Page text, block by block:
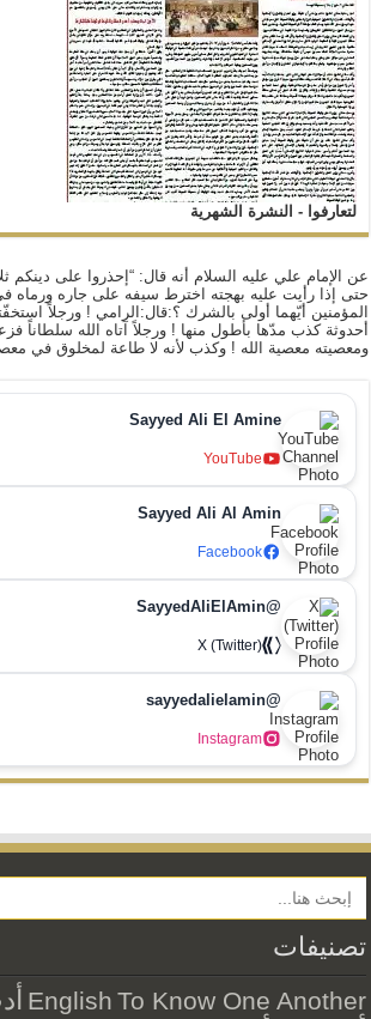
لتعارفوا - النشرة الشهرية
عن الإمام علي عليه السلام أنه قال: “إحذروا على دينكم
حتى إذا رأيت عليه بهجته اخترط سيفه على جاره ورماه
المؤمنين أيّهما أولى بالشرك ؟:قال:الرامي ! ورجلاً
أحدوثة كذب مدّها بأطول منها ! ورجلاً آتاه الله سلطاناً
ومعصيته معصية الله ! وكذب لأنه لا طاعة لمخلوق في
Sayyed Ali El Amine
YouTube
Sayyed Ali Al Amin
Facebook
@SayyedAliElAmin
X (Twitter)
@sayyedalielamin
Instagram
Search Button
تصنيفات
English To Know One Another